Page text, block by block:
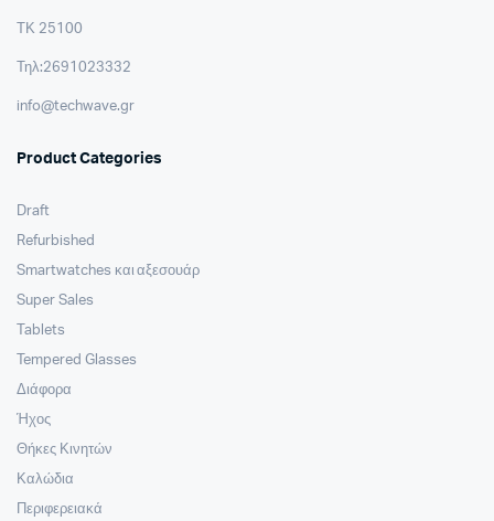
ΤΚ 25100
Τηλ:2691023332
info@techwave.gr
Product Categories
Draft
Refurbished
Smartwatches και αξεσουάρ
Super Sales
Tablets
Tempered Glasses
Διάφορα
Ήχος
Θήκες Κινητών
Καλώδια
Περιφερειακά